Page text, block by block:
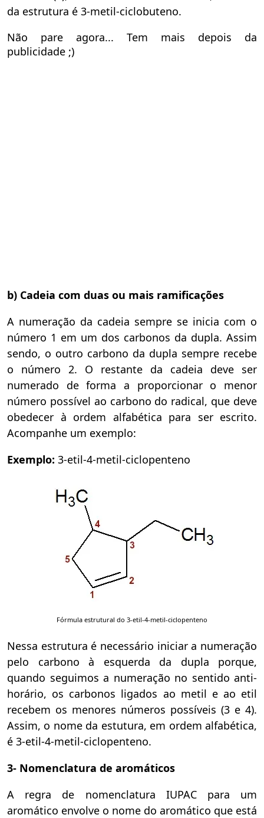
da estrutura é 3-metil-ciclobuteno.
Não pare agora... Tem mais depois da
publicidade ;)
b) Cadeia com duas ou mais ramificações
A numeração da cadeia sempre se inicia com o
número 1 em um dos carbonos da dupla. Assim
sendo, o outro carbono da dupla sempre recebe
o número 2. O restante da cadeia deve ser
numerado de forma a proporcionar o menor
número possível ao carbono do radical, que deve
obedecer à ordem alfabética para ser escrito.
Acompanhe um exemplo:
Exemplo: 3-etil-4-metil-ciclopenteno
Fórmula estrutural do 3-etil-4-metil-ciclopenteno
Nessa estrutura é necessário iniciar a numeração
pelo carbono à esquerda da dupla porque,
quando seguimos a numeração no sentido anti-
horário, os carbonos ligados ao metil e ao etil
recebem os menores números possíveis (3 e 4).
Assim, o nome da estutura, em ordem alfabética,
é 3-etil-4-metil-ciclopenteno.
3- Nomenclatura de aromáticos
A regra de nomenclatura IUPAC para um
aromático envolve o nome do aromático que está